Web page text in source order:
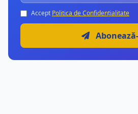
Accept Politica de Confidențialitate